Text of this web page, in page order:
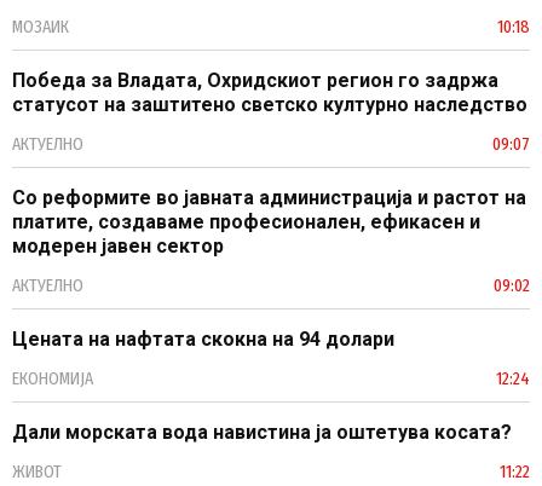
МОЗАИК 10:18
Победа за Владата, Охридскиот регион го задржа
статусот на заштитено светско културно наследство
АКТУЕЛНО 09:07
Со реформите во јавната администрација и растот на
платите, создаваме професионален, ефикасен и
модерен јавен сектор
АКТУЕЛНО 09:02
Цената на нафтата скокна на 94 долари
ЕКОНОМИЈА 12:24
Дали морската вода навистина ја оштетува косата?
ЖИВОТ 11:22